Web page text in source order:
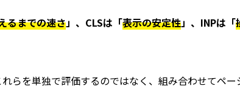
るまでの速さ」、CLSは「表示の安定性」、INPは「
らを単独で評価するのではなく、組み合わせてペー